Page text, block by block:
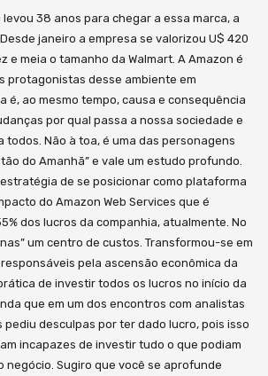
38 anos para chegar a essa marca, a
janeiro a empresa se valorizou U$ 420
e meia o tamanho da Walmart. A Amazon é
protagonistas desse ambiente em
é, ao mesmo tempo, causa e consequência
por qual passa a nossa sociedade e
todos. Não à toa, é uma das personagens
do Amanhã” e vale um estudo profundo.
de se posicionar como plataforma
do Amazon Web Services que é
dos lucros da companhia, atualmente. No
um centro de custos. Transformou-se em
pela ascensão econômica da
de investir todos os lucros no início da
que em um dos encontros com analistas
pediu desculpas por ter dado lucro, pois isso
incapazes de investir tudo o que podiam
negócio. Sugiro que você se aprofunde